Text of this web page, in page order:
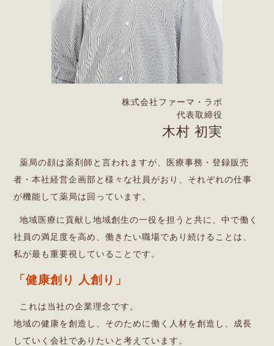
株式会社ファーマ・ラボ
代表取締役
木村 初実
薬局の顔は薬剤師と言われますが、医療事務・登録販売
者・本社経営企画部と様々な社員がおり、それぞれの仕事
が機能して薬局は回っています。
地域医療に貢献し地域創生の一役を担うと共に、中で働く
社員の満足度を高め、働きたい職場であり続けることは、
私が最も重要視していることです。
「健康創り 人創り」
これは当社の企業理念です。
地域の健康を創造し、そのために働く人材を創造し、成長
していく会社でありたいと考えています。